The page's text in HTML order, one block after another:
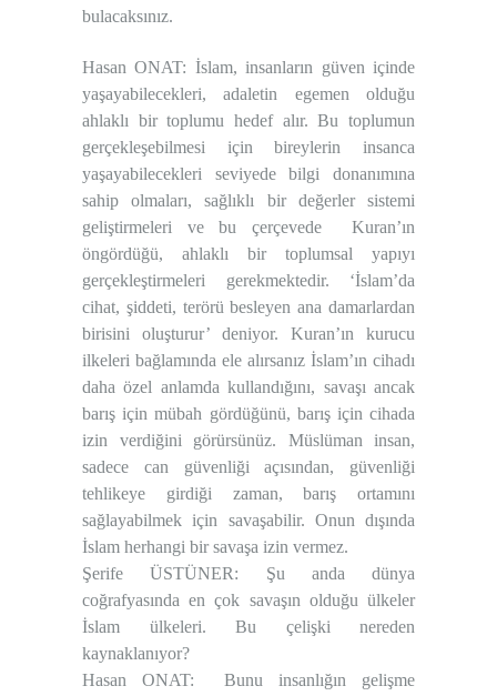
bulacaksınız.
Hasan ONAT: İslam, insanların güven içinde
yaşayabilecekleri, adaletin egemen olduğu
ahlaklı bir toplumu hedef alır. Bu toplumun
gerçekleşebilmesi için bireylerin insanca
yaşayabilecekleri seviyede bilgi donanımına
sahip olmaları, sağlıklı bir değerler sistemi
geliştirmeleri ve bu çerçevede Kuran’ın
öngördüğü, ahlaklı bir toplumsal yapıyı
gerçekleştirmeleri gerekmektedir. ‘İslam’da
cihat, şiddeti, terörü besleyen ana damarlardan
birisini oluşturur’ deniyor. Kuran’ın kurucu
ilkeleri bağlamında ele alırsanız İslam’ın cihadı
daha özel anlamda kullandığını, savaşı ancak
barış için mübah gördüğünü, barış için cihada
izin verdiğini görürsünüz. Müslüman insan,
sadece can güvenliği açısından, güvenliği
tehlikeye girdiği zaman, barış ortamını
sağlayabilmek için savaşabilir. Onun dışında
İslam herhangi bir savaşa izin vermez.
Şerife ÜSTÜNER: Şu anda dünya
coğrafyasında en çok savaşın olduğu ülkeler
İslam ülkeleri. Bu çelişki nereden
kaynaklanıyor?
Hasan ONAT: Bunu insanlığın gelişme